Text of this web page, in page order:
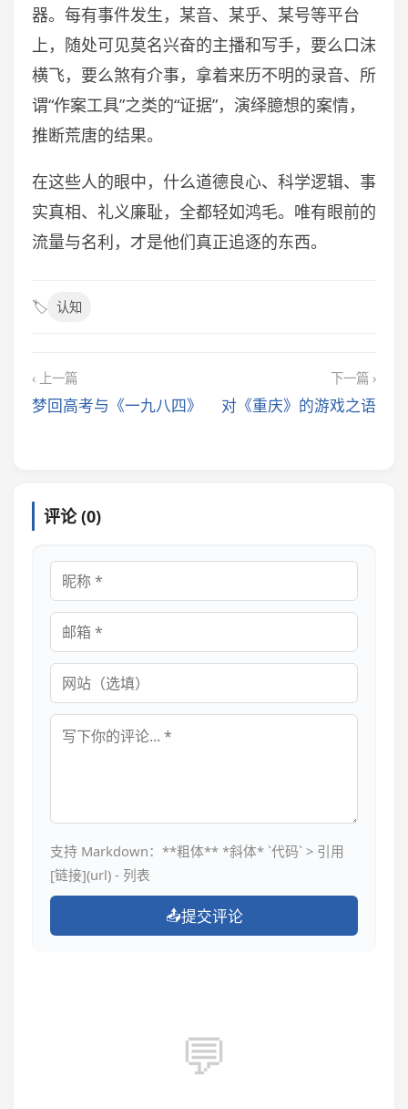
器。每有事件发生，某音、某乎、某号等平台
上，随处可见莫名兴奋的主播和写手，要么口沫
横飞，要么煞有介事，拿着来历不明的录音、所
谓“作案工具”之类的“证据”，演绎臆想的案情，
推断荒唐的结果。
在这些人的眼中，什么道德良心、科学逻辑、事
实真相、礼义廉耻，全都轻如鸿毛。唯有眼前的
流量与名利，才是他们真正追逐的东西。
🏷️ 认知
‹ 上一篇
梦回高考与《一九八四》
下一篇 ›
对《重庆》的游戏之语
评论 (0)
昵称
邮箱
网站
评论内容
支持 Markdown：**粗体** *斜体* `代码` > 引用
[链接](url) - 列表
📤提交评论
💬